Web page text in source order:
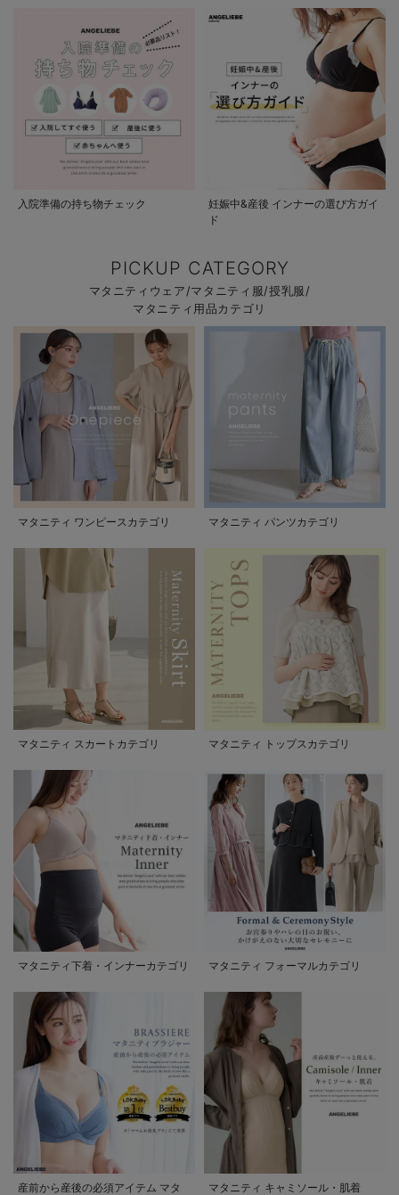
入院準備の持ち物チェック
妊娠中&産後 インナーの選び方ガイ
ド
PICKUP CATEGORY
マタニティウェア/マタニティ服/授乳服/
マタニティ用品カテゴリ
マタニティ ワンピースカテゴリ マタニティ パンツカテゴリ
マタニティ スカートカテゴリ マタニティ トップスカテゴリ
マタニティ下着・インナーカテゴリ マタニティ フォーマルカテゴリ
産前から産後の必須アイテム マタ
マタニティ キャミソール・肌着